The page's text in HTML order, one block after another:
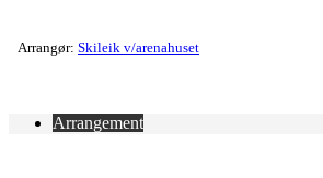
Arrangør: Skileik v/arenahuset
Arrangement